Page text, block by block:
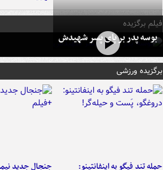
فیلم برگزیده
بوسه‌ پدر بر پای پسر شهیدش
برگزیده ورزشی
حمله تند فیگو به اینفانتینو: جنجال جدید